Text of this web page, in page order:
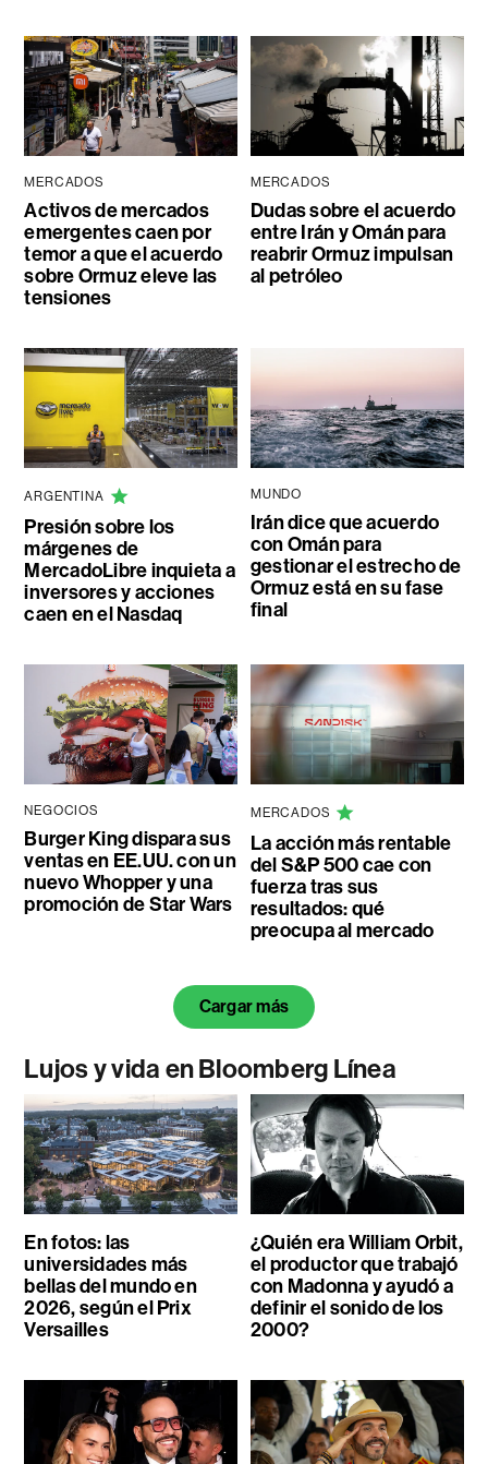
MERCADOS
Activos de mercados
emergentes caen por
temor a que el acuerdo
sobre Ormuz eleve las
tensiones
MERCADOS
Dudas sobre el acuerdo
entre Irán y Omán para
reabrir Ormuz impulsan
al petróleo
ARGENTINA
Presión sobre los
márgenes de
MercadoLibre inquieta a
inversores y acciones
caen en el Nasdaq
MUNDO
Irán dice que acuerdo
con Omán para
gestionar el estrecho de
Ormuz está en su fase
final
NEGOCIOS
Burger King dispara sus
ventas en EE.UU. con un
nuevo Whopper y una
promoción de Star Wars
MERCADOS
La acción más rentable
del S&P 500 cae con
fuerza tras sus
resultados: qué
preocupa al mercado
Cargar más
Lujos y vida en Bloomberg Línea
En fotos: las
universidades más
bellas del mundo en
2026, según el Prix
Versailles
¿Quién era William Orbit,
el productor que trabajó
con Madonna y ayudó a
definir el sonido de los
2000?